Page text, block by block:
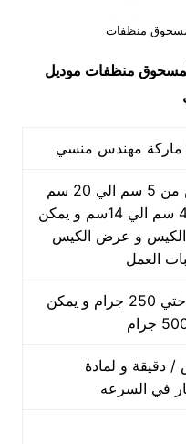
منظفات
منظفات موديل
طول الكيس من 5 سم الي 20 سم
وعرض من 4 سم الي 14سم و يمكن
و عرض الكيس
العمل
من 5 جرام حتي 250 جرام و يمكن
/ دقيقة و لمادة
في السرعه